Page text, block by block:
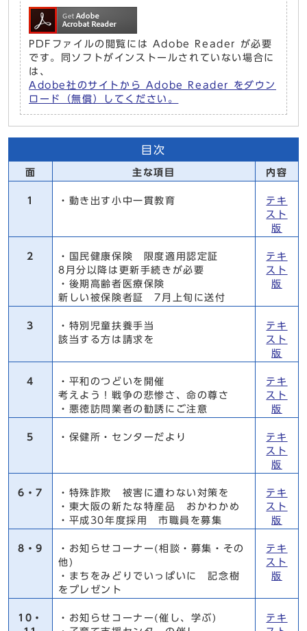
PDFファイルの閲覧には Adobe Reader が必要
です。同ソフトがインストールされていない場合に
は、
Adobe社のサイトから Adobe Reader をダウン
ロード（無償）してください。
目次
面 主な項目 内容
1 ・動き出す小中一貫教育
テキ
スト
版
2
・国民健康保険 限度適用認定証
8月分以降は更新手続きが必要
・後期高齢者医療保険
新しい被保険者証 7月上旬に送付
テキ
スト
版
3
・特別児童扶養手当
該当する方は請求を
テキ
スト
版
4
・平和のつどいを開催
考えよう！戦争の悲惨さ、命の尊さ
・悪徳訪問業者の勧誘にご注意
テキ
スト
版
5 ・保健所・センターだより
テキ
スト
版
6・7
・特殊詐欺 被害に遭わない対策を
・東大阪の新たな特産品 おかわかめ
・平成30年度採用 市職員を募集
テキ
スト
版
8・9
・お知らせコーナー(相談・募集・その
他)
・まちをみどりでいっぱいに 記念樹
をプレゼント
テキ
スト
版
10・
・お知らせコーナー(催し、学ぶ)
テキ